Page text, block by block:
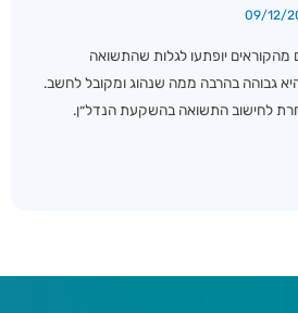
מהקוראים יופתעו לגלות שהתשואה
גבוהה בהרבה ממה שנהוג ומקובל לחשב.
לחישוב התשואה בהשקעת הנדל״ן.